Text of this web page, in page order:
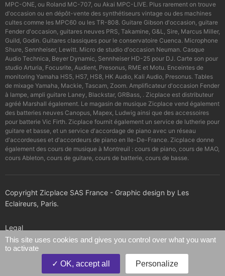
MPC-ONE, ou Roland MC-707, ou Akai MPC-LIVE. Plus rarement on trouve
d'occasion ou en dépôt-vente des synthétiseurs vintage ou des machines
cultes comme les MPC60 ou les TR-808. Guitare Gibson d'occasion, guitare
Fender d'occasion, guitares neuves PRS, Takamine, G&L, Sire, Marcus Miller,
Guild, Godin. Guitares classiques pour le conservatoire Cuenca. Microphone
Shure, Sennheiser, Lewitt. Micro de studio d'occasion Neuman. Casque
Audio Technica, Beyer Dynamic, Sennheiser HD-25 pour DJ. Carte son pour
studio Arturia, Focusrite, Audient, Presonus, RME et Motu. Enceintes de
monitoring Yamaha HS5, HS7, HS8, HK Audio, Kali Audio, Presonus. Tables
de mixage Yamaha, Mackie, Tascam, Zoom. Amplificateur d'occasion Fender
à lampe, ampli guitare Laney, Blackstar, GRBass, . Zicplace est distributeur
agréé Marshall également. Le magasin de musique Zicplace vend également
des batteries neuves Canopus, Mapex, Ludwig ainsi que des accessoires
pour batterie Vic Firth. Zicplace fournit également un service de lutherie pour
guitare et basse, et un service d'accordage de piano avec un réseau
d'accordeuses et d'accordeurs de piano en Ile-De-France. Zicplace donne
également des cours de musique à Montreuil : cours de piano, cours de MAO,
cours Ableton, cours de guitare, cours de batterie, cours de basse.
Copyright Zicplace SAS France - Graphic design by Les
Eclaireurs, Paris.
Legal
Confidentiality policy
This site uses cookies and gives you control over what you want
to activate
OK, accept all
Personalize